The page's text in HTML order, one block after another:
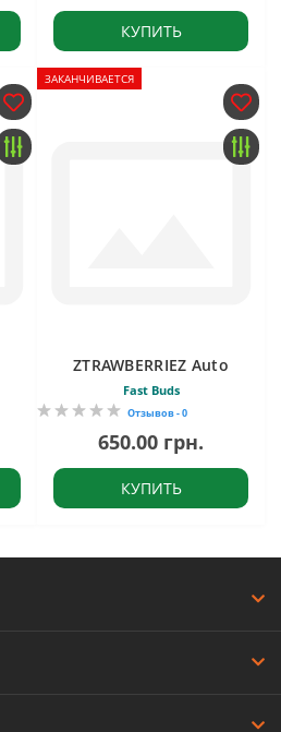
КУПИТЬ
ЗАКАНЧИВАЕТСЯ
ZTRAWBERRIEZ Auto
Fast Buds
Отзывов - 0
650.00 грн.
КУПИТЬ